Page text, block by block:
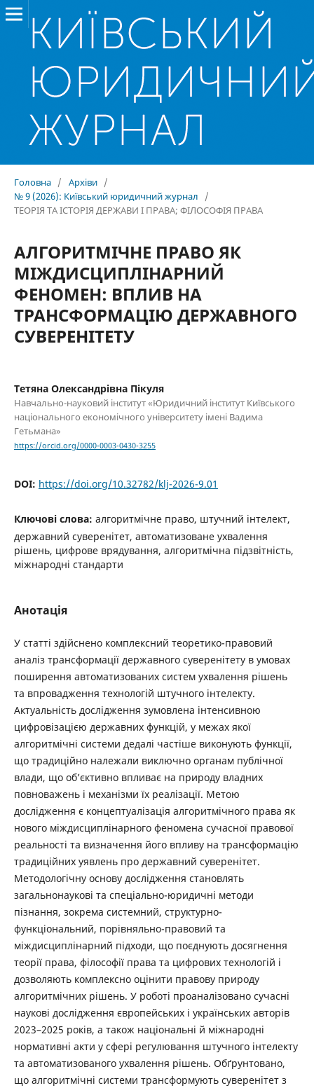
Головна / Архіви /
№ 9 (2026): Київський юридичний журнал
/
ТЕОРІЯ ТА ІСТОРІЯ ДЕРЖАВИ І ПРАВА; ФІЛОСОФІЯ ПРАВА
АЛГОРИТМІЧНЕ ПРАВО ЯК
МІЖДИСЦИПЛІНАРНИЙ
ФЕНОМЕН: ВПЛИВ НА
ТРАНСФОРМАЦІЮ ДЕРЖАВНОГО
СУВЕРЕНІТЕТУ
Тетяна Олександрівна Пікуля
Навчально-науковий інститут «Юридичний інститут Київського
національного економічного університету імені Вадима
Гетьмана»
https://orcid.org/0000-0003-0430-3255
DOI: https://doi.org/10.32782/klj-2026-9.01
Ключові слова: алгоритмічне право, штучний інтелект,
державний суверенітет, автоматизоване ухвалення
рішень, цифрове врядування, алгоритмічна підзвітність,
міжнародні стандарти
Анотація
У статті здійснено комплексний теоретико-правовий
аналіз трансформації державного суверенітету в умовах
поширення автоматизованих систем ухвалення рішень
та впровадження технологій штучного інтелекту.
Актуальність дослідження зумовлена інтенсивною
цифровізацією державних функцій, у межах якої
алгоритмічні системи дедалі частіше виконують функції,
що традиційно належали виключно органам публічної
влади, що об’єктивно впливає на природу владних
повноважень і механізми їх реалізації. Метою
дослідження є концептуалізація алгоритмічного права як
нового міждисциплінарного феномена сучасної правової
реальності та визначення його впливу на трансформацію
традиційних уявлень про державний суверенітет.
Методологічну основу дослідження становлять
загальнонаукові та спеціально-юридичні методи
пізнання, зокрема системний, структурно-
функціональний, порівняльно-правовий та
міждисциплінарний підходи, що поєднують досягнення
теорії права, філософії права та цифрових технологій і
дозволяють комплексно оцінити правову природу
алгоритмічних рішень. У роботі проаналізовано сучасні
наукові дослідження європейських і українських авторів
2023–2025 років, а також національні й міжнародні
нормативні акти у сфері регулювання штучного інтелекту
та автоматизованого ухвалення рішень. Обґрунтовано,
що алгоритмічні системи трансформують суверенітет з